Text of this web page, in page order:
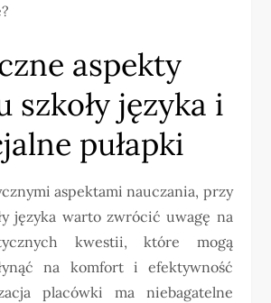
aspekty
szkoły języka i
pułapki
aspektami nauczania, przy
języka warto zwrócić uwagę na
kwestii, które mogą
na komfort i efektywność
placówki ma niebagatelne